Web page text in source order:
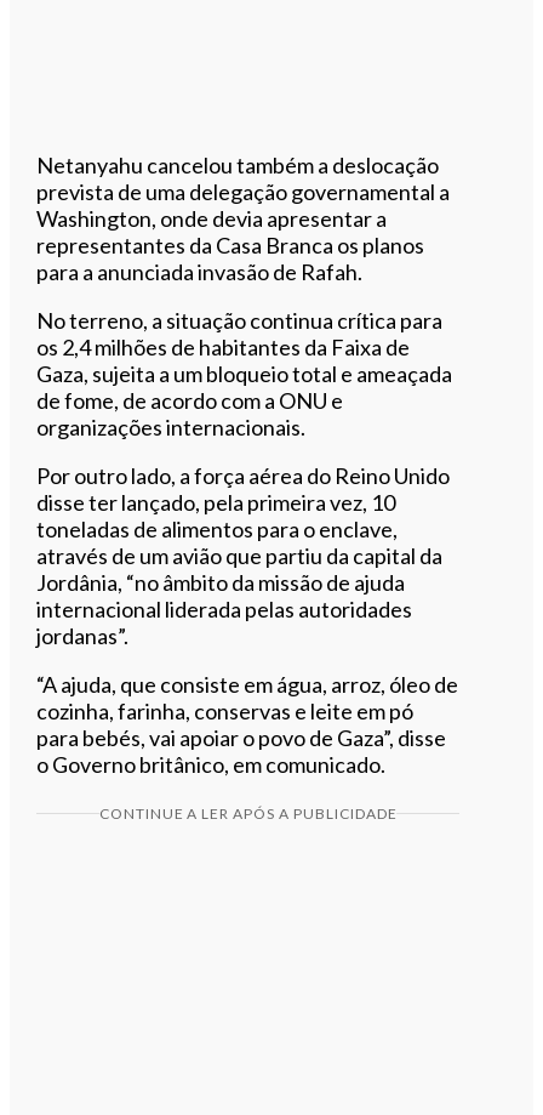
Netanyahu cancelou também a deslocação
prevista de uma delegação governamental a
Washington, onde devia apresentar a
representantes da Casa Branca os planos
para a anunciada invasão de Rafah.
No terreno, a situação continua crítica para
os 2,4 milhões de habitantes da Faixa de
Gaza, sujeita a um bloqueio total e ameaçada
de fome, de acordo com a ONU e
organizações internacionais.
Por outro lado, a força aérea do Reino Unido
disse ter lançado, pela primeira vez, 10
toneladas de alimentos para o enclave,
através de um avião que partiu da capital da
Jordânia, “no âmbito da missão de ajuda
internacional liderada pelas autoridades
jordanas”.
“A ajuda, que consiste em água, arroz, óleo de
cozinha, farinha, conservas e leite em pó
para bebés, vai apoiar o povo de Gaza”, disse
o Governo britânico, em comunicado.
CONTINUE A LER APÓS A PUBLICIDADE